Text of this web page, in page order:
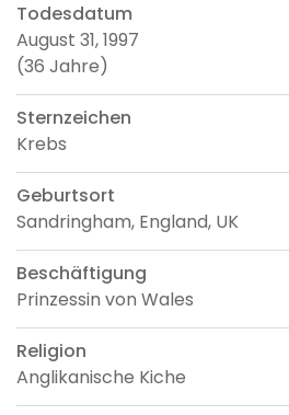
Todesdatum
August 31, 1997
(36 Jahre)
Sternzeichen
Krebs
Geburtsort
Sandringham, England, UK
Beschäftigung
Prinzessin von Wales
Religion
Anglikanische Kiche